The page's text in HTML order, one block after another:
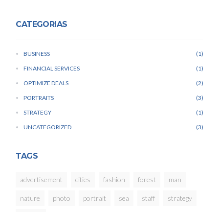
CATEGORIAS
BUSINESS
1
FINANCIAL SERVICES
1
OPTIMIZE DEALS
2
PORTRAITS
3
STRATEGY
1
UNCATEGORIZED
3
TAGS
advertisement cities fashion forest man
nature photo portrait sea staff strategy